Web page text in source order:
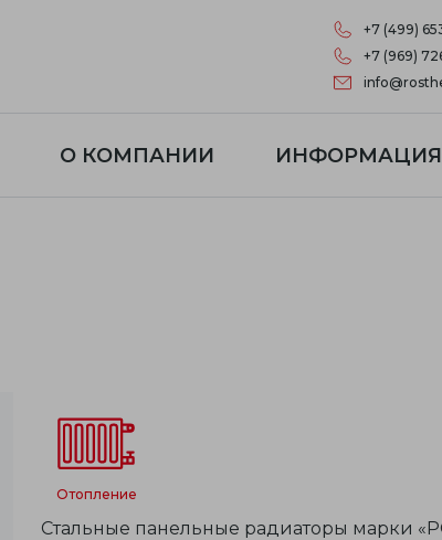
+7 (499)
+7 (969)
О КОМПАНИИ ИНФОРМАЦИЯ
отопление
Стальные панельные радиаторы марки